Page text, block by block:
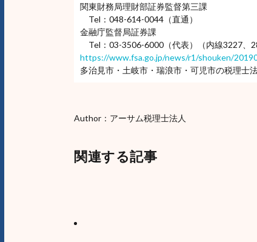
関東財務局理財部証券監督第三課
Tel：048-614-0044（直通）
金融庁監督局証券課
Tel：03-3506-6000（代表）（内線3227、
https://www.fsa.go.jp/news/r1/shouken/
多治見市・土岐市・瑞浪市・可児市の税理士
Author：アーサム税理士法人
関連する記事